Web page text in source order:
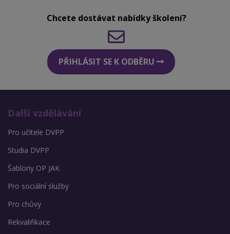
Chcete dostávat nabídky školení?
PŘIHLÁSIT SE K ODBĚRU
Další vzdělávání
Pro učitele DVPP
Studia DVPP
Šablony OP JAK
Pro sociální služby
Pro chůvy
Rekvalifikace